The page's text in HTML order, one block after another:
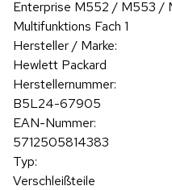
Enterprise M552 / M553 /
Multifunktions Fach 1
Hersteller / Marke:
Hewlett Packard
Herstellernummer:
B5L24-67905
EAN-Nummer:
5712505814383
Typ:
Verschleißteile